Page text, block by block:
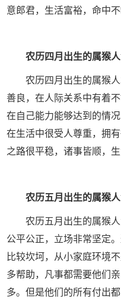
意郎君，生活富裕，命中不
农历四月出生的属猴
农历四月出生的属猴人
善良，在人际关系中有着
在自己能力能够达到的情
在生活中很受人尊重，拥
之路很平稳，诸事皆顺，
农历五月出生的属猴
农历五月出生的属猴人
公平公正，立场非常坚定
比较坎坷，从小家庭环境
多帮助，凡事都需要他们
多。但是他们的所有付出